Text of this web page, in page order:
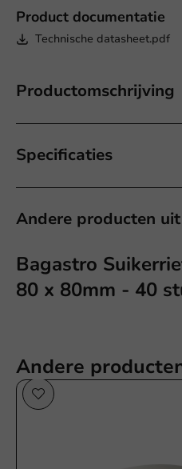
Product documentatie
Technische datasheet.pdf
Productomschrijving
Specificaties
Andere producten
Bagastro
80 x 80mm - 40
Andere